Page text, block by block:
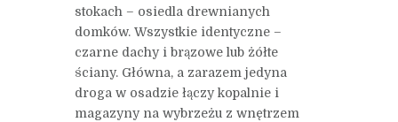
stokach – osiedla drewnianych
domków. Wszystkie identyczne –
czarne dachy i brązowe lub żółte
ściany. Główna, a zarazem jedyna
droga w osadzie łączy kopalnie i
magazyny na wybrzeżu z wnętrzem